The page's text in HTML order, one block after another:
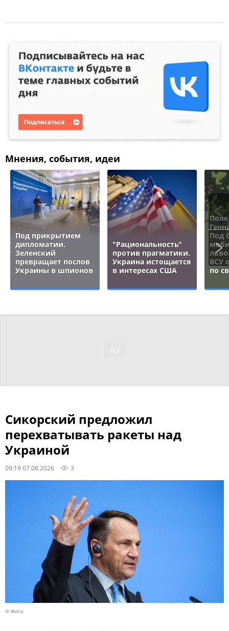
Мнения, события, идеи
Под прикрытием
дипломатии.
Зеленский
превращает послов
Украины в шпионов
"Рациональность"
против прагматики.
Украина истощается
в интересах США
Под
ВСУ
по
Сикорский предложил
перехватывать ракеты над
Украиной
09:19 07.08.2026 3
© Фото